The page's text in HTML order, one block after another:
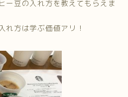
ー豆の入れ方を教えてもらえま
れ方は学ぶ価値アリ！